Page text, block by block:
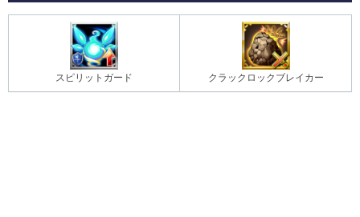
スピリットガード クラックロックブレイカー